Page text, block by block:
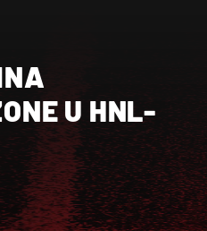
U HNL-